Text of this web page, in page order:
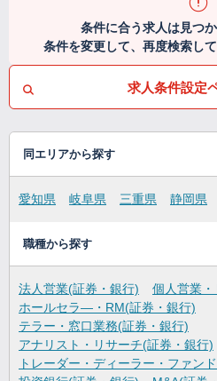
条件に合う求人は見つ
条件を変更して、再度検索し
求人条件設定
同エリアから探す
愛知県 岐阜県 三重県 静岡県
職種から探す
法人営業(証券・銀行)
個人営業
ホールセラ―・RM(証券・銀行)
テラー・窓口業務(証券・銀行)
アナリスト・リサーチ(証券・銀行)
トレーダー・ディーラー・ファン